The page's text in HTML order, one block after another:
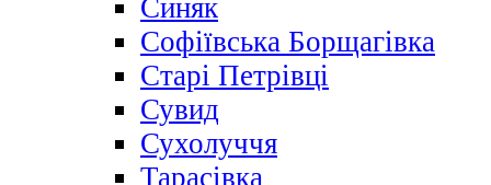
Синяк
Софіївська Борщагівка
Старі Петрівці
Сувид
Сухолуччя
Тарасівка